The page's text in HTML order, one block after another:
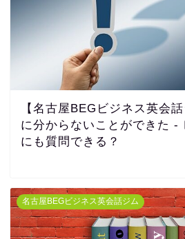
【名古屋BEGビジネス英会
に分からないことができた -
にも質問できる？
名古屋BEGビジネス英会話ジム